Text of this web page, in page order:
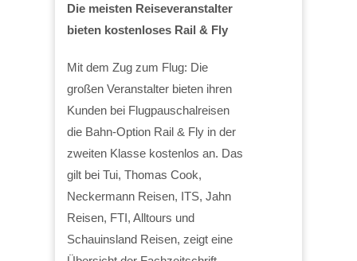
Die meisten Reiseveranstalter
bieten kostenloses Rail & Fly
Mit dem Zug zum Flug: Die
großen Veranstalter bieten ihren
Kunden bei Flugpauschalreisen
die Bahn-Option Rail & Fly in der
zweiten Klasse kostenlos an. Das
gilt bei Tui, Thomas Cook,
Neckermann Reisen, ITS, Jahn
Reisen, FTI, Alltours und
Schauinsland Reisen, zeigt eine